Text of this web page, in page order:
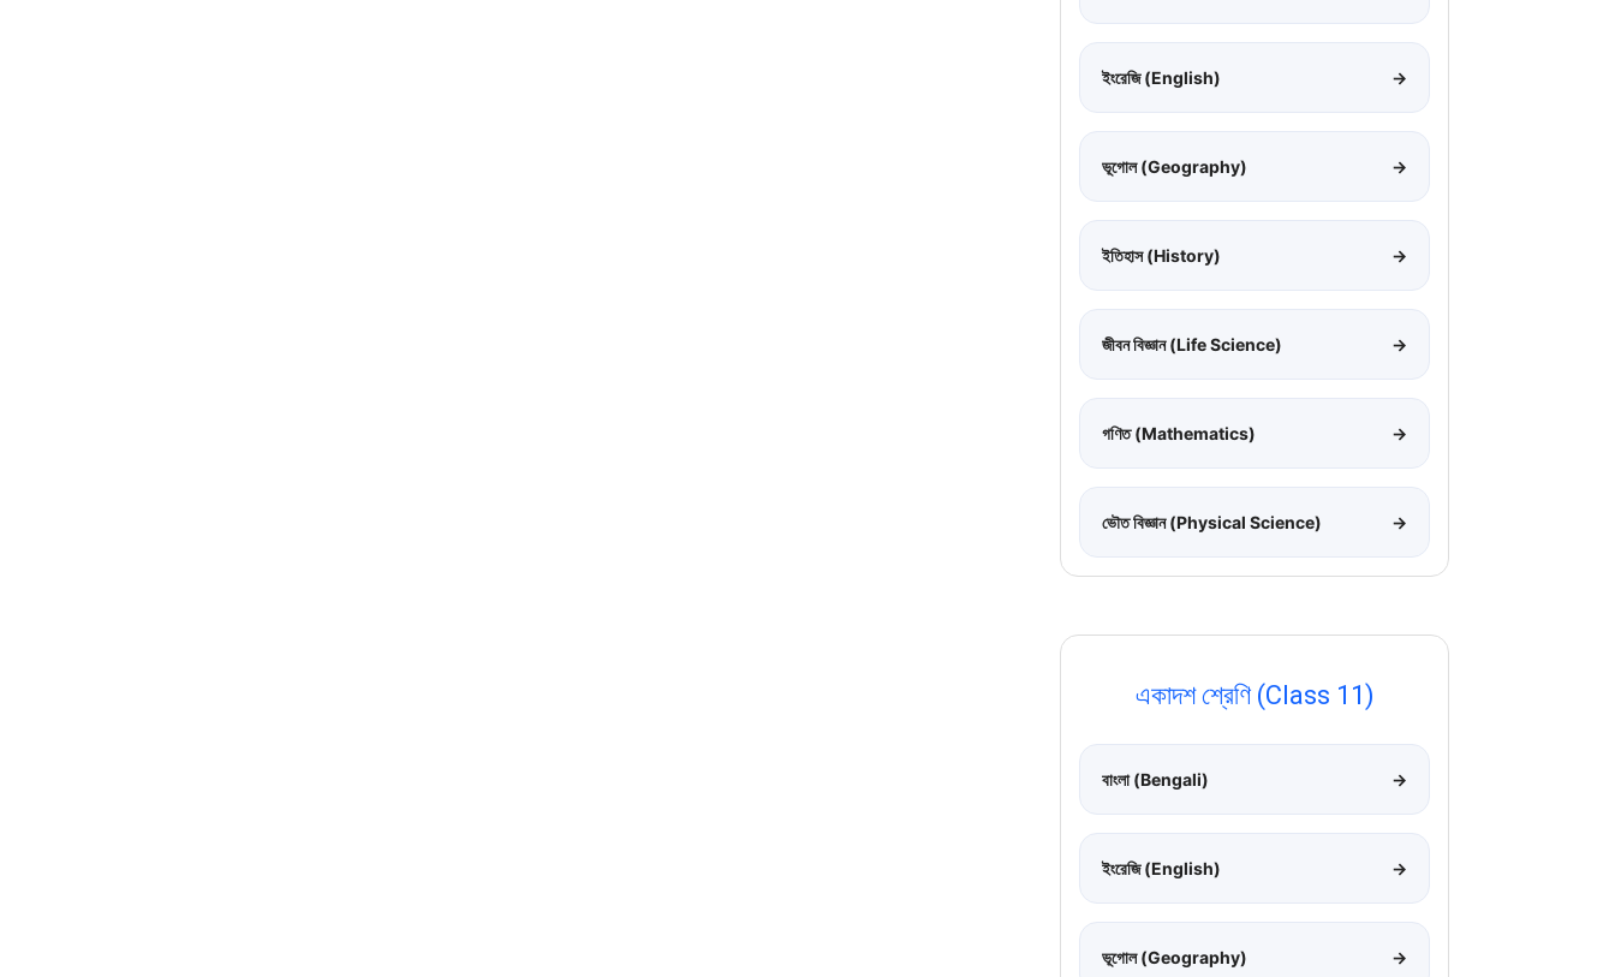
ইংরেজি (English) →
ভূগোল (Geography) →
ইতিহাস (History) →
জীবন বিজ্ঞান (Life Science) →
গণিত (Mathematics) →
ভৌত বিজ্ঞান (Physical Science) →
একাদশ শ্রেণি (Class 11)
বাংলা (Bengali) →
ইংরেজি (English) →
ভূগোল (Geography) →